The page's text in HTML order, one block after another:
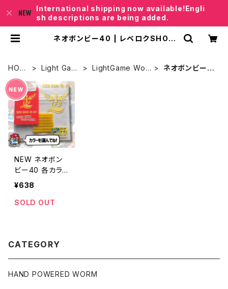
International shipping now available!Engli
sh descriptions are being added.
ネオボンビー40 | レベロクSHOP
HOM
E
Light Gam
LightGame Wor
ネオボンビー4
NEW ネオボン
ビー40 各カラ
ー【レベロク】
¥638
SOLD OUT
CATEGORY
HAND POWERED WORM